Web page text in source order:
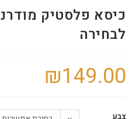
כיסא פלסטיק
לבחירה
₪149.00
צבע